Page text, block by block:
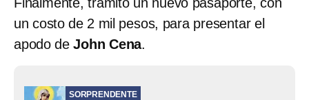
un costo de 2 mil pesos, para presentar el
apodo de John Cena.
SORPRENDENTE